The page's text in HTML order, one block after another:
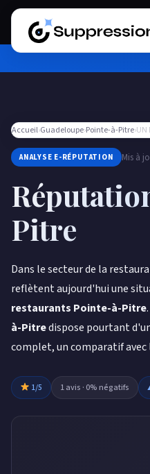
Aller
contenu
Accueil›Guadeloupe›Pointe-à-Pitre›UN
ANALYSE E-RÉPUTATION Mis à
Pitre
Dans le secteur de la
reflètent aujourd'hui une
restaurants Pointe-à-Pitre
à-Pitredispose pourtant
complet, un comparatif avec
1/5 1 avis · 0% négatifs